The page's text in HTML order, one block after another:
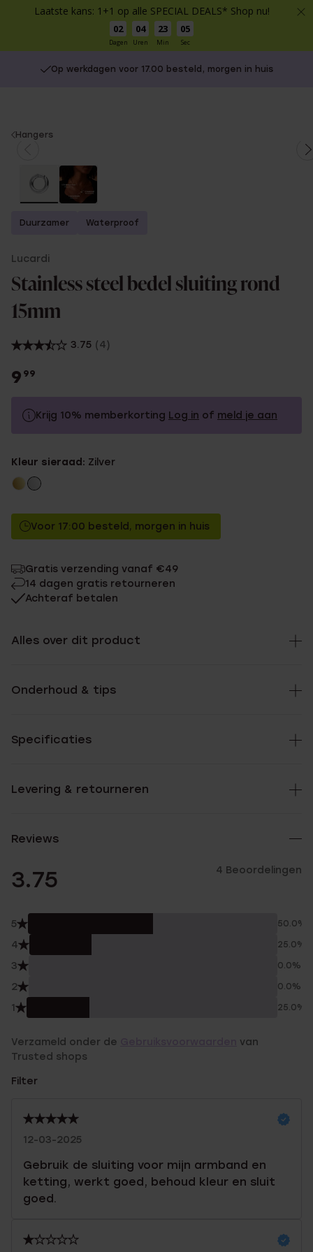
Laatste kans: 1+1 op alle SPECIAL DEALS* Shop nu!
02
Dagen
04
Uren
23
Min
05
Sec
Op werkdagen voor 17.00 besteld, morgen in huis
You
Hangers
Duurzamer Waterproof
Lucardi
Stainless steel bedel sluiting rond
15mm
3.75 (4)
9 99
Krijg 10% memberkorting Log in of meld je aan
Zonder memberkorting
Kleur sieraad: Zilver
Voor 17:00 besteld, morgen in huis
Gratis verzending vanaf €49
14 dagen gratis retourneren
Achteraf betalen
Alles over dit product
Onderhoud & tips
Specificaties
Levering & retourneren
Reviews
3.75 4 Beoordelingen
5 50.0%
4 25.0%
3 0.0%
2 0.0%
1 25.0%
Verzameld onder de
van
Trusted shops
Filter
12-03-2025
Gebruik de sluiting voor mijn armband en
ketting, werkt goed, behoud kleur en sluit
goed.